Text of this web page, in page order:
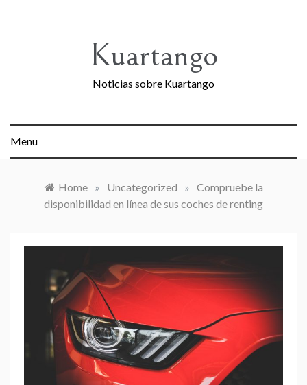
Kuartango
Noticias sobre Kuartango
Menu
Home » Uncategorized » Compruebe la
disponibilidad en línea de sus coches de renting